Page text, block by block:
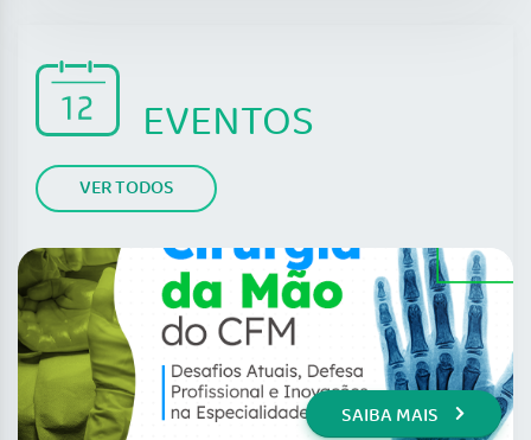
EVENTOS
VER TODOS
SAIBA MAIS